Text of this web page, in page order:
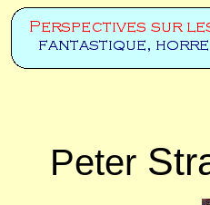
Peter